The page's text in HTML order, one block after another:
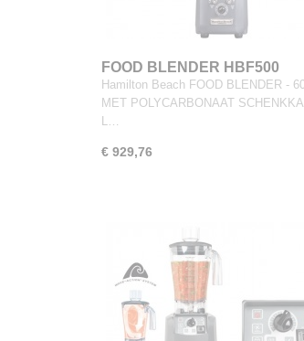
FOOD BLENDER HBF500
Hamilton Beach FOOD BLENDER -
MET POLYCARBONAAT
L…
€ 929,76